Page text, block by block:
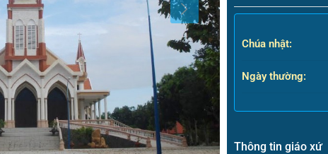
Chúa nhật:
Ngày thường:
Thông tin giáo xứ